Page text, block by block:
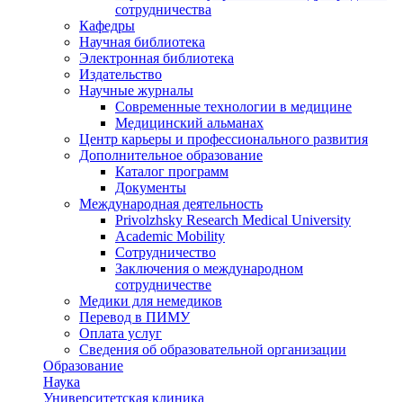
сотрудничества
Кафедры
Научная библиотека
Электронная библиотека
Издательство
Научные журналы
Современные технологии в медицине
Медицинский альманах
Центр карьеры и профессионального развития
Дополнительное образование
Каталог программ
Документы
Международная деятельность
Privolzhsky Research Medical University
Academic Mobility
Сотрудничество
Заключения о международном
сотрудничестве
Медики для немедиков
Перевод в ПИМУ
Оплата услуг
Сведения об образовательной организации
Образование
Наука
Университетская клиника